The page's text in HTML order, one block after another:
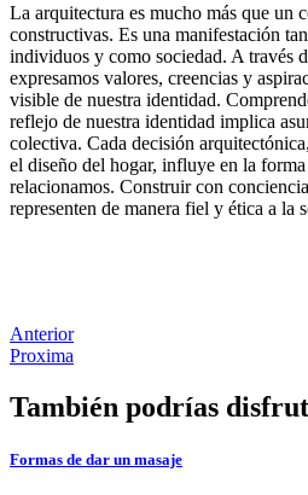
La arquitectura es mucho más que un
constructivas. Es una manifestación
individuos y como sociedad. A través
expresamos valores, creencias y
visible de nuestra identidad.
reflejo de nuestra identidad implica
colectiva. Cada decisión
el diseño del hogar, influye en la
relacionamos. Construir con
representen de manera fiel y ética a la
Anterior
Proxima
También podrías
Formas de dar un masaje